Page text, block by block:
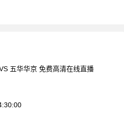
五华华京 免费高清在线直播